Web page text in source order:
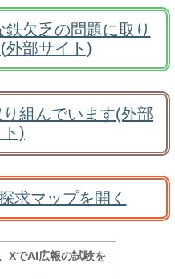
欠乏の問題に取り
外部サイト)
組んでいます(外部
)
求マップを開く
XでAI広報の試験を